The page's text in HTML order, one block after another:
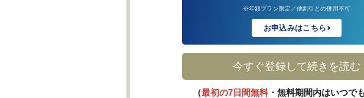
※年額プラン限定／他割引との併用不可
お申込みはこちら
今すぐ登録して続きを読む
（最初の7日間無料・無料期間内はいつで